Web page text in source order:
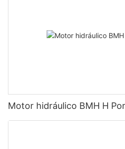
Motor hidráulico BMH H